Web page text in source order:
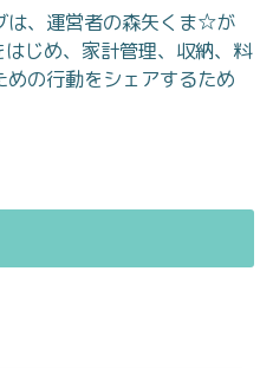
は、運営者の森矢くま☆が
じめ、家計管理、収納、料
の行動をシェアするため